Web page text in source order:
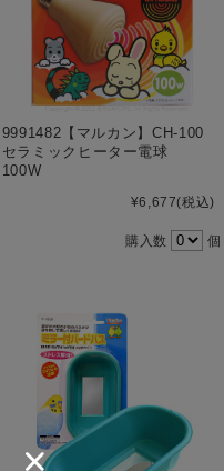
9991482【マルカン】CH-100
セラミックヒーター電球
100W
¥6,677(税込)
購入数 個